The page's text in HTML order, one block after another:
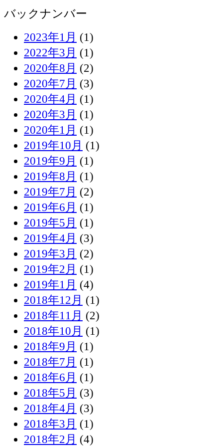
バックナンバー
2023年1月 (1)
2022年3月 (1)
2020年8月 (2)
2020年7月 (3)
2020年4月 (1)
2020年3月 (1)
2020年1月 (1)
2019年10月 (1)
2019年9月 (1)
2019年8月 (1)
2019年7月 (2)
2019年6月 (1)
2019年5月 (1)
2019年4月 (3)
2019年3月 (2)
2019年2月 (1)
2019年1月 (4)
2018年12月 (1)
2018年11月 (2)
2018年10月 (1)
2018年9月 (1)
2018年7月 (1)
2018年6月 (1)
2018年5月 (3)
2018年4月 (3)
2018年3月 (1)
2018年2月 (4)